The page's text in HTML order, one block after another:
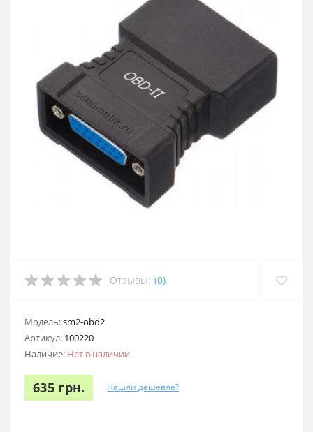
Отзывы: (0)
Модель:sm2-obd2
Артикул: 100220
Наличие: Нет в наличии
635 грн. Нашли дешевле?